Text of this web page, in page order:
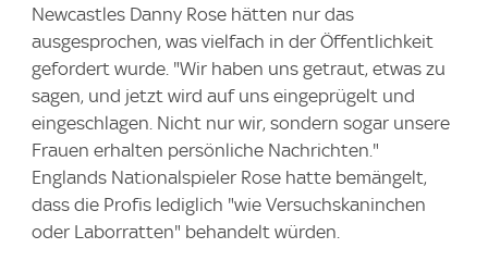
Newcastles Danny Rose hätten nur das
ausgesprochen, was vielfach in der Öffentlichkeit
gefordert wurde. "Wir haben uns getraut, etwas zu
sagen, und jetzt wird auf uns eingeprügelt und
eingeschlagen. Nicht nur wir, sondern sogar unsere
Frauen erhalten persönliche Nachrichten."
Englands Nationalspieler Rose hatte bemängelt,
dass die Profis lediglich "wie Versuchskaninchen
oder Laborratten" behandelt würden.